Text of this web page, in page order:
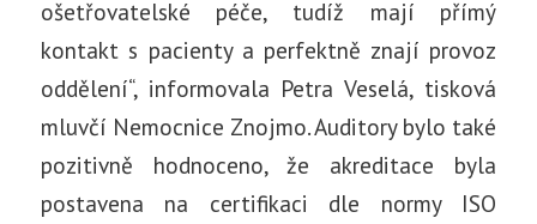
ošetřovatelské péče, tudíž mají přímý
kontakt s pacienty a perfektně znají provoz
oddělení“, informovala Petra Veselá, tisková
mluvčí Nemocnice Znojmo. Auditory bylo také
pozitivně hodnoceno, že akreditace byla
postavena na certifikaci dle normy ISO